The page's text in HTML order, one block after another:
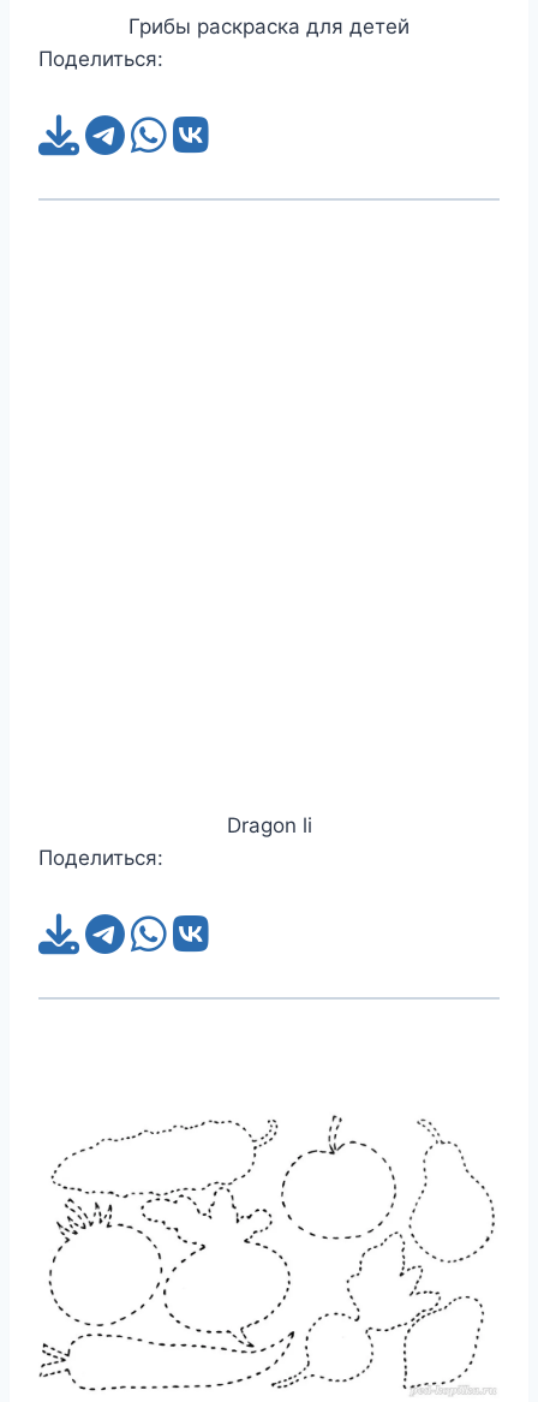
Грибы раскраска для детей
Поделиться:
Dragon li
Поделиться: